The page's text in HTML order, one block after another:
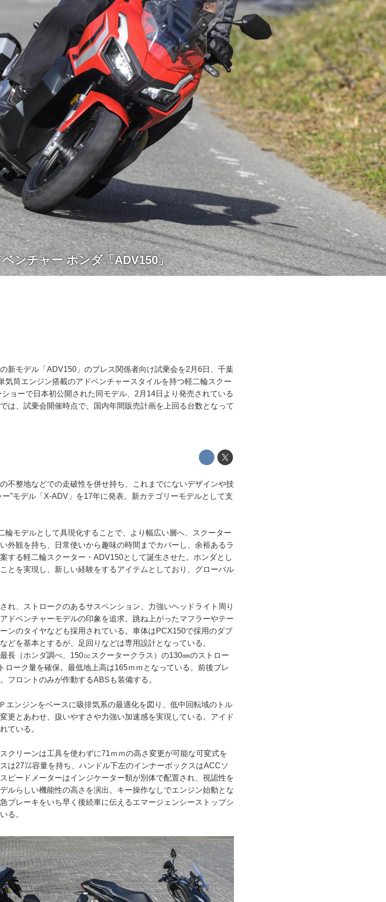
ンチャー ホンダ「ADV150」
新モデル「ADV150」のプレス関係者向け試乗会を2月6日、千葉
気筒エンジン搭載のアドベンチャースタイルを持つ軽二輪スクー
ョーで日本初公開された同モデル、2月14日より発売されている
は、試乗会開催時点で、国内年間販売計画を上回る台数となって
不整地などでの走破性を併せ持ち、これまでにないデザインや技
”モデル「X-ADV」を17年に発表。新カテゴリーモデルとして支
輪モデルとして具現化することで、より幅広い層へ、スクーター
外観を持ち、日常使いから趣味の時間までカバーし、余裕あるラ
する軽二輪スクーター・ADV150として誕生させた。ホンダとし
とを実現し、新しい経験をするアイテムとしており、グローバル
れ、ストロークのあるサスペンション、力強いヘッドライト周り
ドベンチャーモデルの印象を追求。跳ね上がったマフラーやテー
ンのタイヤなども採用されている。車体はPCX150で採用のダブ
どを基本とするが、足回りなどは専用設計となっている。
長（ホンダ調べ、150㏄スクータークラス）の130㎜のストロー
ローク量を確保。最低地上高は165ｍｍとなっている。前後ブレ
フロントのみが作動するABSも装備する。
エンジンをベースに吸排気系の最適化を図り、低中回転域のトル
更とあわせ、扱いやすさや力強い加速感を実現している。アイド
ている。
クリーンは工具を使わずに71ｍｍの高さ変更が可能な可変式を
は27㍑容量を持ち、ハンドル下左のインナーボックスはACCソ
ピードメーターはインジケーター類が別体で配置され、視認性を
ルらしい機能性の高さを演出。キー操作なしでエンジン始動とな
ブレーキをいち早く後続車に伝えるエマージェンシーストップシ
る。